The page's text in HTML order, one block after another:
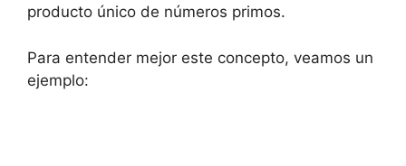
producto único de números primos.
Para entender mejor este concepto, veamos un
ejemplo: